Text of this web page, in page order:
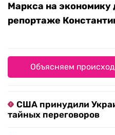
Маркса на экономику
репортаже
Объясняем
США принудили
тайных переговоров